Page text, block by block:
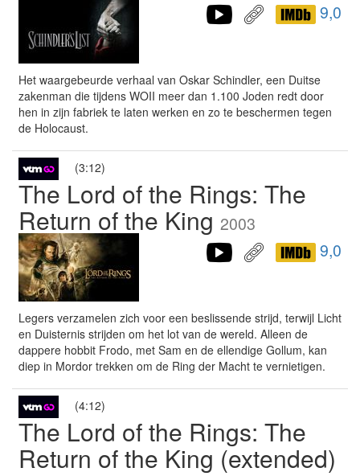
9,0
Het waargebeurde verhaal van Oskar Schindler, een Duitse
zakenman die tijdens WOII meer dan 1.100 Joden redt door
hen in zijn fabriek te laten werken en zo te beschermen tegen
de Holocaust.
(3:12)
The Lord of the Rings: The
Return of the King 2003
9,0
Legers verzamelen zich voor een beslissende strijd, terwijl Licht
en Duisternis strijden om het lot van de wereld. Alleen de
dappere hobbit Frodo, met Sam en de ellendige Gollum, kan
diep in Mordor trekken om de Ring der Macht te vernietigen.
(4:12)
The Lord of the Rings: The
Return of the King (extended)